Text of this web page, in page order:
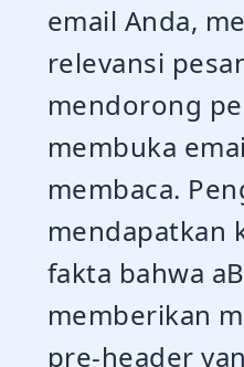
email Anda,
relevansi
mendorong
membuka
membaca.
mendapatkan
fakta bahwa
memberikan
pre-header